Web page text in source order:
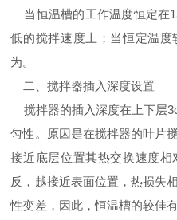
当恒温槽的工作温度恒定在
低的搅拌速度上；当恒定温
为。
二、搅拌器插入深度设置
搅拌器的插入深度在上下层
匀性。原因是在搅拌器的叶片
接近底层位置其热交换速度
反，越接近表面位置，热损失
性变差，因此，恒温槽的较佳